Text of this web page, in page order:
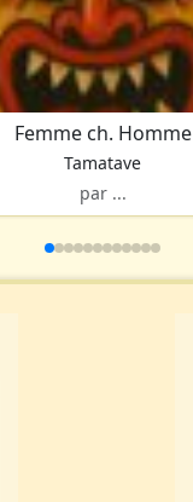
Femme ch. Homme
Tamatave
par ...